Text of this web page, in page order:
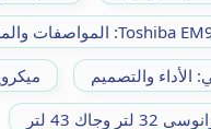
والتصميم
ميكرويف
43 لتر